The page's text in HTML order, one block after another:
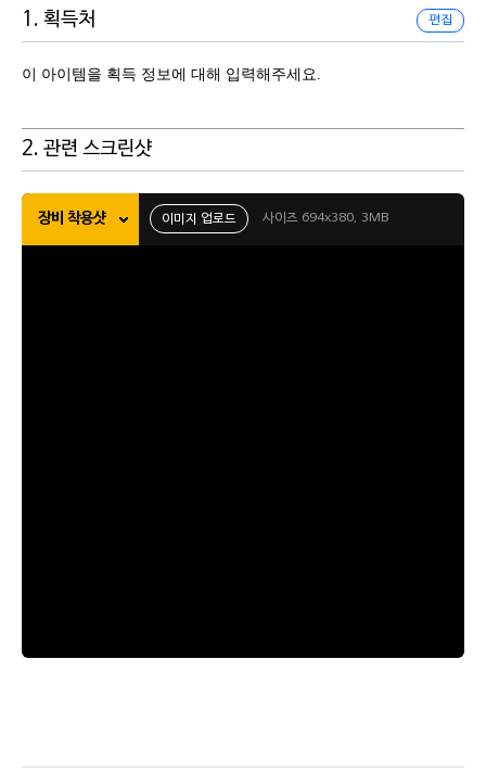
1. 획득처 편집
이 아이템을 획득 정보에 대해 입력해주세요.
2. 관련 스크린샷
장비 착용샷 이미지 업로드 사이즈 694x380, 3MB